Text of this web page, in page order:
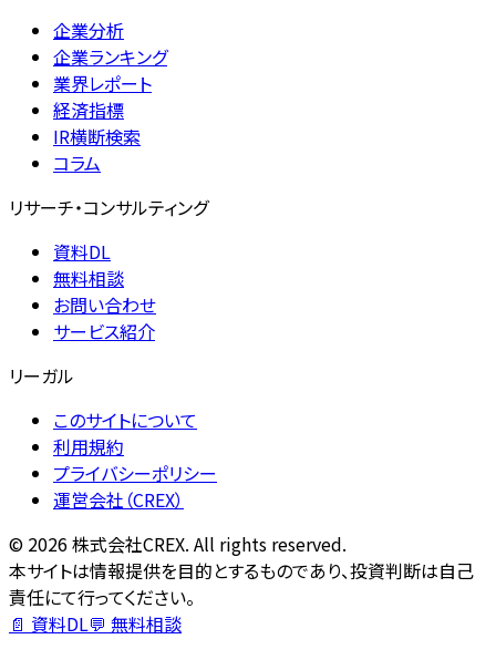
企業分析
企業ランキング
業界レポート
経済指標
IR横断検索
コラム
リサーチ・コンサルティング
資料DL
無料相談
お問い合わせ
サービス紹介
リーガル
このサイトについて
利用規約
プライバシーポリシー
運営会社（CREX）
© 2026株式会社CREX. All rights reserved.
本サイトは情報提供を目的とするものであり、投資判断は自己
責任にて行ってください。
📄 資料DL💬 無料相談